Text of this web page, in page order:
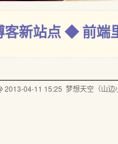
客新站点 ◆ 前端
2013-04-11 15:25 梦想天空（山边